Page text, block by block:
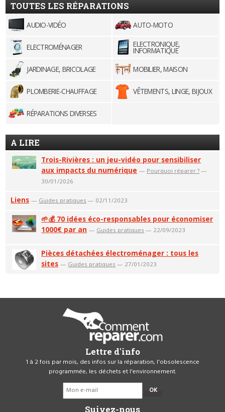
TOUTES LES RÉPARATIONS
AUDIO-VIDÉO AUTO-MOTO
ELECTROMÉNAGER ELECTRONIQUE,
INFORMATIQUE
JARDINAGE, BRICOLAGE
MOBILIER, MAISON
PLOMBERIE-CHAUFFAGE VÊTEMENTS, LINGE, BIJOUX
RÉPARATIONS DIVERSES
A LIRE
Trois-Rivières : un jeu-vidéo pour sensibiliser
aux impacts du numérique — Pourquoi réparer ? —
30/01/2026
Liens — Guides pratiques — 02/11/2023
🌱💰 70 idées éco-responsables pour économiser
1000€ par an — Guides pratiques — 22/09/2023
Pièces détachées électroménager : tous les
sites — Guides pratiques — 27/01/2023
Lettre d'info
1 à 2 fois par mois, des infos sur la réparation, l'obsolescence
programmée, les déchets et l'environnement.
OK
Suivez-nous